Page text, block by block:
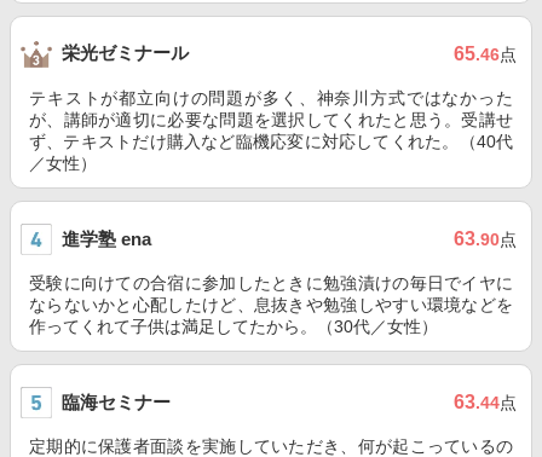
栄光ゼミナール 65.46点
テキストが都立向けの問題が多く、神奈川方式ではなかった
が、講師が適切に必要な問題を選択してくれたと思う。受講せ
ず、テキストだけ購入など臨機応変に対応してくれた。（40代
／女性）
進学塾 ena 63.90点
受験に向けての合宿に参加したときに勉強漬けの毎日でイヤに
ならないかと心配したけど、息抜きや勉強しやすい環境などを
作ってくれて子供は満足してたから。（30代／女性）
臨海セミナー 63.44点
定期的に保護者面談を実施していただき、何が起こっているの